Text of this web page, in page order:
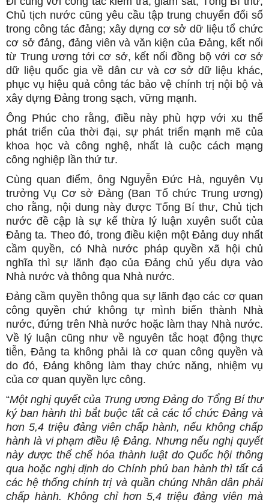
Chủ tịch nước cũng yêu cầu tập trung chuyển đổi số
trong công tác đảng; xây dựng cơ sở dữ liệu tổ chức
cơ sở đảng, đảng viên và văn kiện của Đảng, kết nối
từ Trung ương tới cơ sở, kết nối đồng bộ với cơ sở
dữ liệu quốc gia về dân cư và cơ sở dữ liệu khác,
phục vụ hiệu quả công tác bảo vệ chính trị nội bộ và
xây dựng Đảng trong sạch, vững mạnh.
Ông Phúc cho rằng, điều này phù hợp với xu thế
phát triển của thời đại, sự phát triển mạnh mẽ của
khoa học và công nghệ, nhất là cuộc cách mạng
công nghiệp lần thứ tư.
Cùng quan điểm, ông Nguyễn Đức Hà, nguyên Vụ
trưởng Vụ Cơ sở Đảng (Ban Tổ chức Trung ương)
cho rằng, nội dung này được Tổng Bí thư, Chủ tịch
nước đề cập là sự kế thừa lý luận xuyên suốt của
Đảng ta. Theo đó, trong điều kiện một Đảng duy nhất
cầm quyền, có Nhà nước pháp quyền xã hội chủ
nghĩa thì sự lãnh đạo của Đảng chủ yếu dựa vào
Nhà nước và thông qua Nhà nước.
Đảng cầm quyền thông qua sự lãnh đạo các cơ quan
công quyền chứ không tự mình biến thành Nhà
nước, đứng trên Nhà nước hoặc làm thay Nhà nước.
Về lý luận cũng như về nguyên tắc hoạt động thực
tiễn, Đảng ta không phải là cơ quan công quyền và
do đó, Đảng không làm thay chức năng, nhiệm vụ
của cơ quan quyền lực công.
“Một nghị quyết của Trung ương Đảng do Tổng Bí thư
ký ban hành thì bắt buộc tất cả các tổ chức Đảng và
hơn 5,4 triệu đảng viên chấp hành, nếu không chấp
hành là vi phạm điều lệ Đảng. Nhưng nếu nghị quyết
này được thể chế hóa thành luật do Quốc hội thông
qua hoặc nghị định do Chính phủ ban hành thì tất cả
các hệ thống chính trị và quần chúng Nhân dân phải
chấp hành. Không chỉ hơn 5,4 triệu đảng viên mà